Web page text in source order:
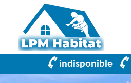
indisponible